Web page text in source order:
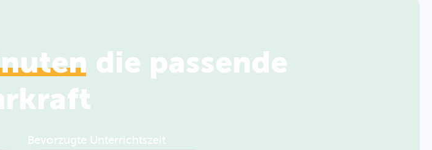
die passende
Bevorzugte Unterrichtszeit